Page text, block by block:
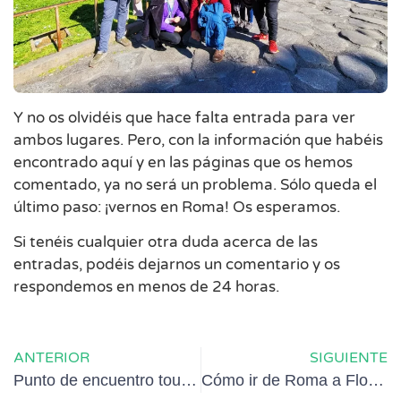
Y no os olvidéis que hace falta entrada para ver
ambos lugares. Pero, con la información que habéis
encontrado aquí y en las páginas que os hemos
comentado, ya no será un problema. Sólo queda el
último paso: ¡vernos en Roma! Os esperamos.
Si tenéis cualquier otra duda acerca de las
entradas, podéis dejarnos un comentario y os
respondemos en menos de 24 horas.
ANTERIOR
Punto de encuentro tour Vaticano
SIGUIENTE
Cómo ir de Roma a Florencia: las mejores opciones